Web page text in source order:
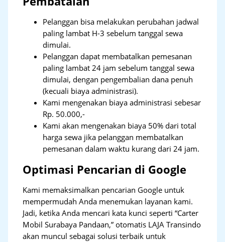
Pelanggan bisa melakukan perubahan jadwal
paling lambat H-3 sebelum tanggal sewa
dimulai.
Pelanggan dapat membatalkan pemesanan
paling lambat 24 jam sebelum tanggal sewa
dimulai, dengan pengembalian dana penuh
(kecuali biaya administrasi).
Kami mengenakan biaya administrasi sebesar
Rp. 50.000,-
Kami akan mengenakan biaya 50% dari total
harga sewa jika pelanggan membatalkan
pemesanan dalam waktu kurang dari 24 jam.
Optimasi Pencarian di Google
Kami memaksimalkan pencarian Google untuk
mempermudah Anda menemukan layanan kami.
Jadi, ketika Anda mencari kata kunci seperti “Carter
Mobil Surabaya Pandaan,” otomatis LAJA Transindo
akan muncul sebagai solusi terbaik untuk